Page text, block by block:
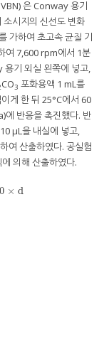
은 Conway 용기
시지의 신선도 변화
가하여 초고속 균질 기
7,600 rpm에서 1분
기 외실 왼쪽에 넣고,
CO3 포화용액 1 mL를
게 한 뒤 25°C에서 60
에 반응을 촉진했다. 반
μL을 내실에 넣고,
여 산출하였다. 공실험
의해 산출하였다.
× d